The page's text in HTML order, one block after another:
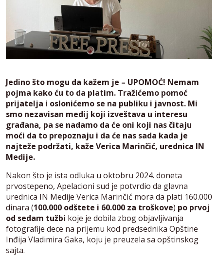
Jedino što mogu da kažem je – UPOMOĆ! Nemam
pojma kako ću to da platim. Tražićemo pomoć
prijatelja i oslonićemo se na publiku i javnost. Mi
smo nezavisan medij koji izveštava u interesu
građana, pa se nadamo da će oni koji nas čitaju
moći da to prepoznaju i da će nas sada kada je
najteže podržati, kaže Verica Marinčić, urednica IN
Medije.
Nakon što je ista odluka u oktobru 2024. doneta
prvostepeno, Apelacioni sud je potvrdio da glavna
urednica IN Medije Verica Marinčić mora da plati 160.000
dinara (100.000 odštete i 60.000 za troškove) po prvoj
od sedam tužbi koje je dobila zbog objavljivanja
fotografije dece na prijemu kod predsednika Opštine
Inđija Vladimira Gaka, koju je preuzela sa opštinskog
sajta.